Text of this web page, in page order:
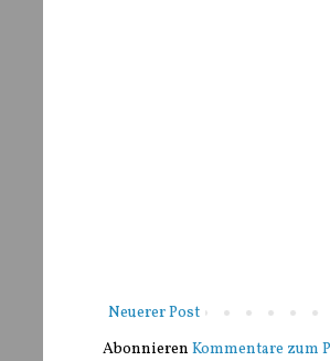
Neuerer Post
Abonnieren Kommentare zum